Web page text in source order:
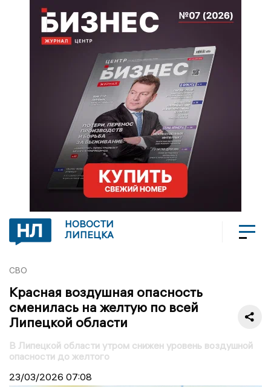
НОВОСТИ
ЛИПЕЦКА
СВО
Красная воздушная опасность
сменилась на желтую по всей
Липецкой области
В Липецкой области утром снижен уровень воздушной
опасности до желтого
23/03/2026 07:08